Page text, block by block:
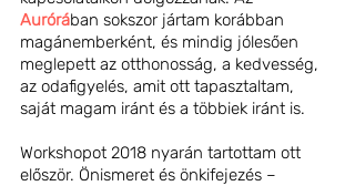
Aurórában sokszor jártam korábban
magánemberként, és mindig jólesően
meglepett az otthonosság, a kedvesség,
az odafigyelés, amit ott tapasztaltam,
saját magam iránt és a többiek iránt is.
Workshopot 2018 nyarán tartottam ott
először. Önismeret és önkifejezés –